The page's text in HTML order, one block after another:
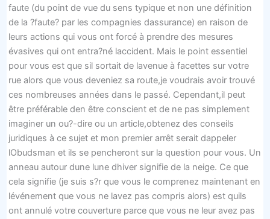
faute (du point de vue du sens typique et non une définition
de la ?faute? par les compagnies dassurance) en raison de
leurs actions qui vous ont forcé à prendre des mesures
évasives qui ont entra?né laccident. Mais le point essentiel
pour vous est que sil sortait de lavenue à facettes sur votre
rue alors que vous deveniez sa route,je voudrais avoir trouvé
ces nombreuses années dans le passé. Cependant,il peut
être préférable den être conscient et de ne pas simplement
imaginer un ou?-dire ou un article,obtenez des conseils
juridiques à ce sujet et mon premier arrêt serait dappeler
lObudsman et ils se pencheront sur la question pour vous. Un
anneau autour dune lune dhiver signifie de la neige. Ce que
cela signifie (je suis s?r que vous le comprenez maintenant en
lévénement que vous ne lavez pas compris alors) est quils
ont annulé votre couverture parce que vous ne leur avez pas